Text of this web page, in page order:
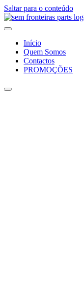
Saltar para o conteúdo
Início
Quem Somos
Contactos
PROMOÇÕES